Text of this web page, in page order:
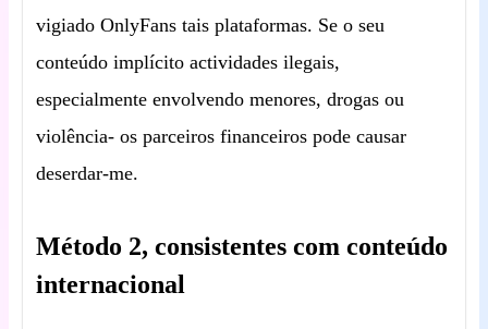
vigiado OnlyFans tais plataformas. Se o seu
conteúdo implícito actividades ilegais,
especialmente envolvendo menores, drogas ou
violência- os parceiros financeiros pode causar
deserdar-me.
Método 2, consistentes com conteúdo
internacional